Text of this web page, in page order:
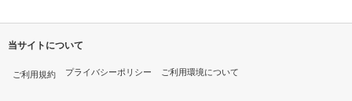
当サイトについて
ご利用規約 プライバシーポリシー ご利用環境について